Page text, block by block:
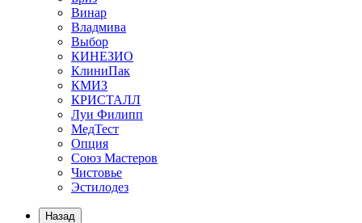
Винар
Владмива
Выбор
КИНЕЗИО
КлиниПак
КМИЗ
КРИСТАЛЛ
Луи Филипп
МедТест
Опция
Союз Мастеров
Чистовье
Эстилодез
Назад